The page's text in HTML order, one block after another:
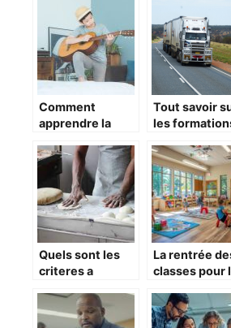
d’un instrument
de musique?
Comment
apprendre la
enfants ?
Tout savoir
les
de logistique
Quels sont les
criteres a
devenir
boulanger ?
La rentrée
classes pour